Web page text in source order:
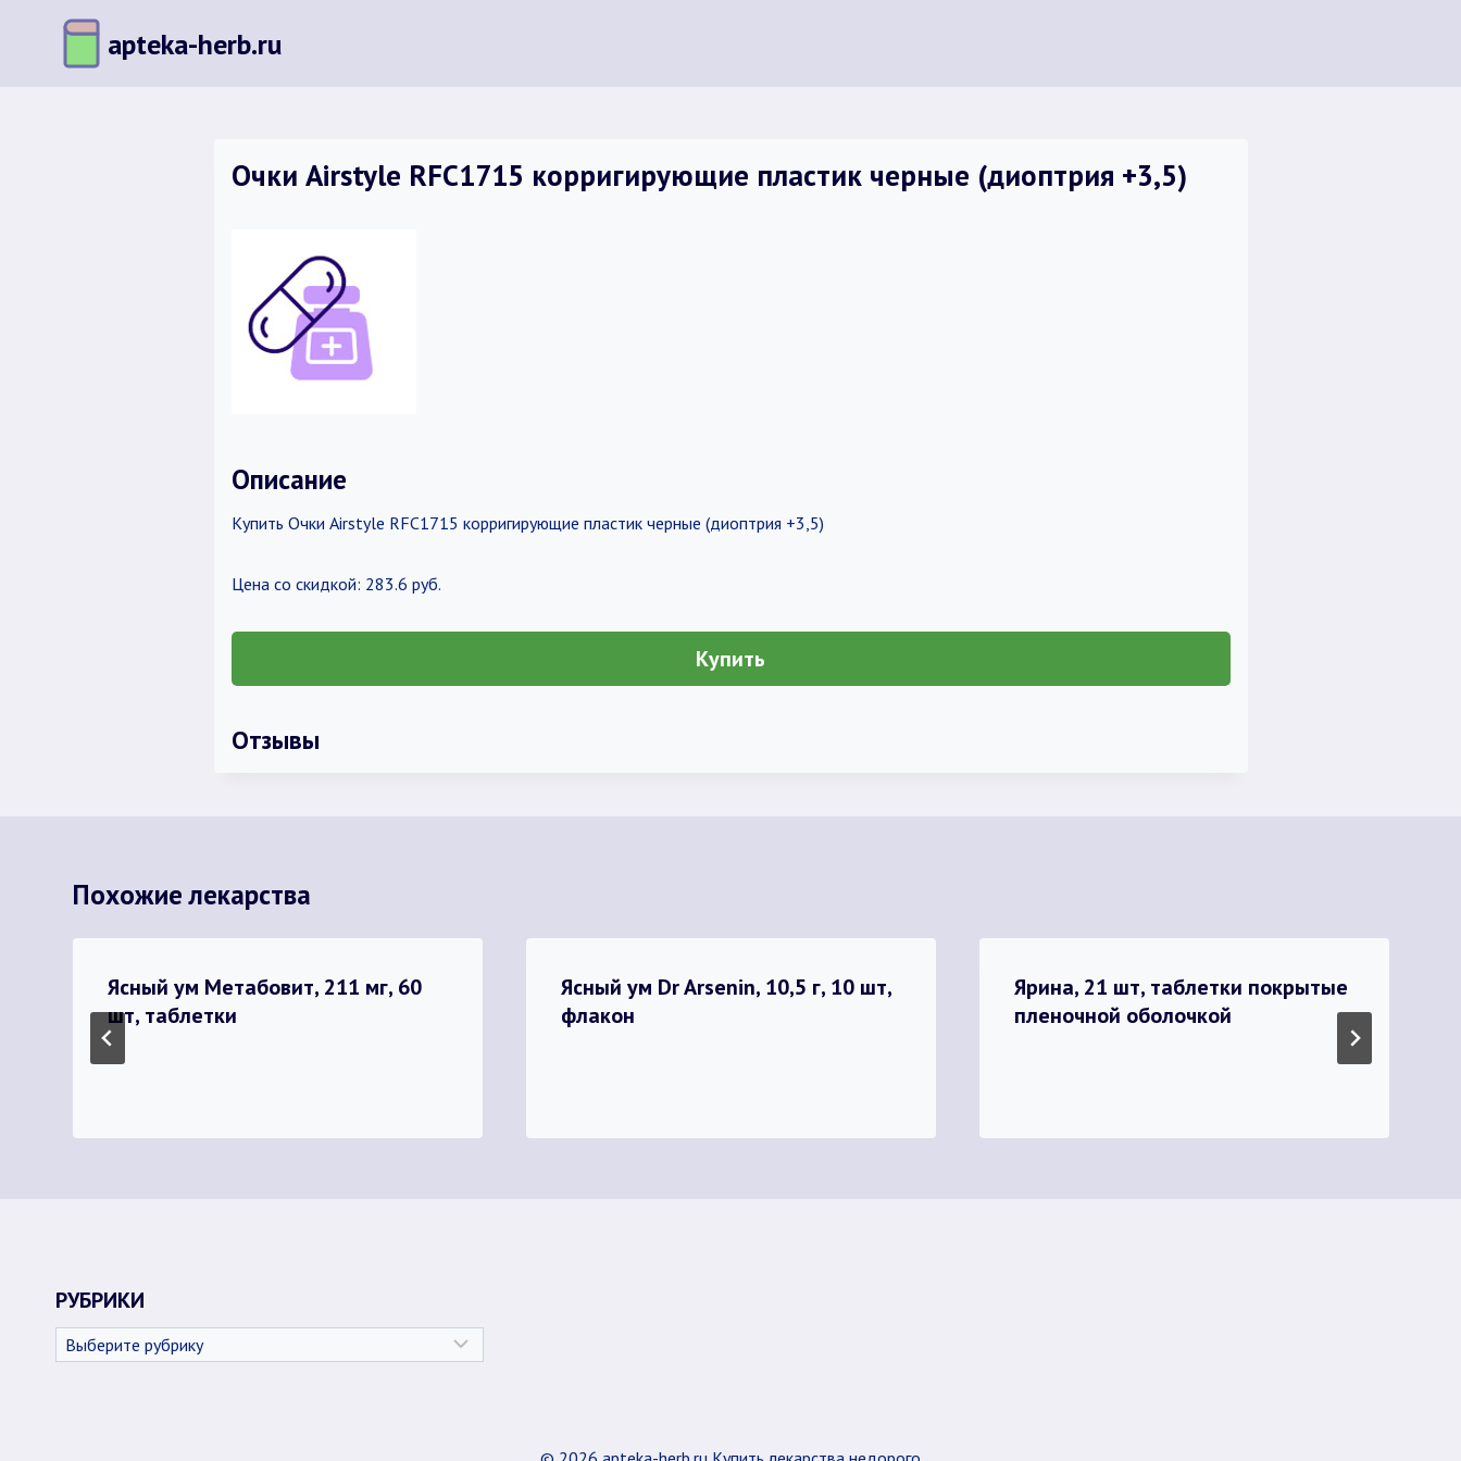
содержимому
apteka-herb.ru
Очки Airstyle RFC1715 корригирующие пластик черные (диоптрия +3,5)
Описание
Купить Очки Airstyle RFC1715 корригирующие пластик черные (диоптрия +3,5)
Цена со скидкой: 283.6 руб.
Купить
Отзывы
Похожие лекарства
Ясный ум Метабовит, 211 мг, 60
шт, таблетки
Ясный ум Dr Arsenin, 10,5 г, 10 шт,
флакон
Ярина, 21 шт, таблетки покрытые
пленочной оболочкой
РУБРИКИ
Рубрики